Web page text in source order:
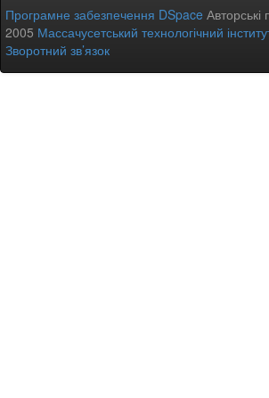
Програмне забезпечення DSpace
2005 Массачусетський технологічний
Зворотний зв’язок